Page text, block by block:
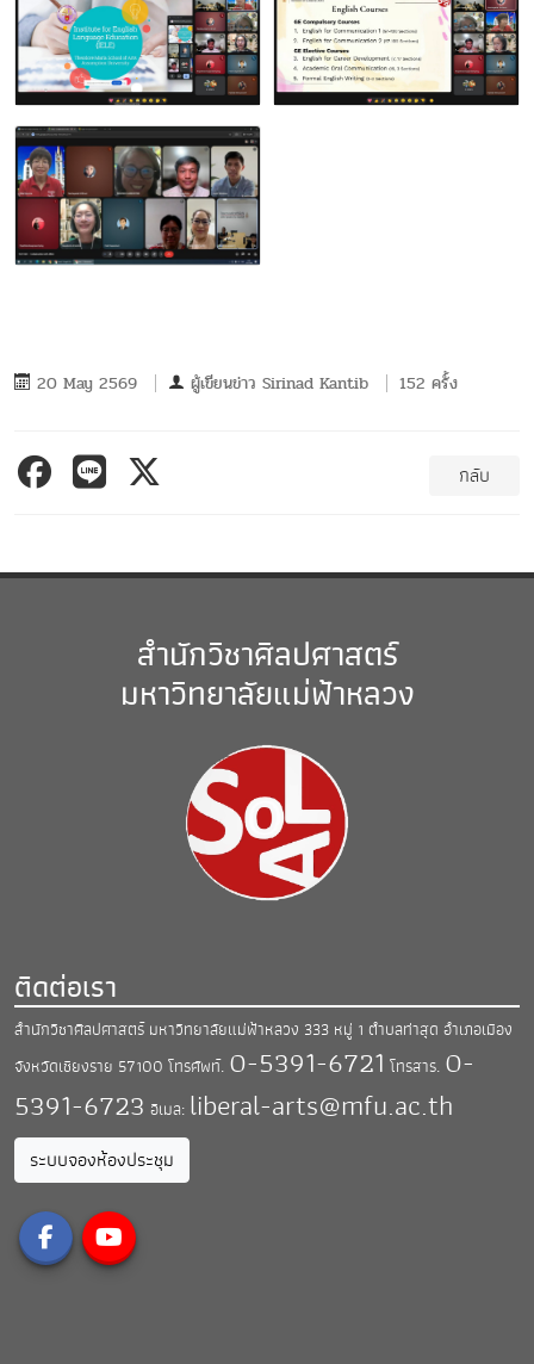
20 May 2569 ผู้เขียนข่าว Sirinad Kantib 152 ครั้ง
กลับ
สำนักวิชาศิลปศาสตร์
มหาวิทยาลัยแม่ฟ้าหลวง
ติดต่อเรา
สำนักวิชาศิลปศาสตร์ มหาวิทยาลัยแม่ฟ้าหลวง 333 หมู่ 1 ตำบลท่าสุด อำเภอเมือง
จังหวัดเชียงราย 57100 โทรศัพท์. 0-5391-6721 โทรสาร. 0-
5391-6723 อีเมล: liberal-arts@mfu.ac.th
ระบบจองห้องประชุม